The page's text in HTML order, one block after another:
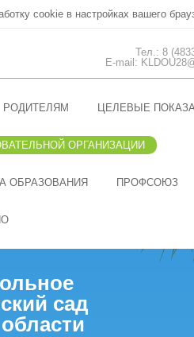
cookie в настройках вашего
Тел.: 8
E-mail:
РОДИТЕЛЯМ ЦЕЛЕВЫЕ
ОРГАНИЗАЦИИ
ОБРАЗОВАНИЯ ПРОФСОЮЗ
сад